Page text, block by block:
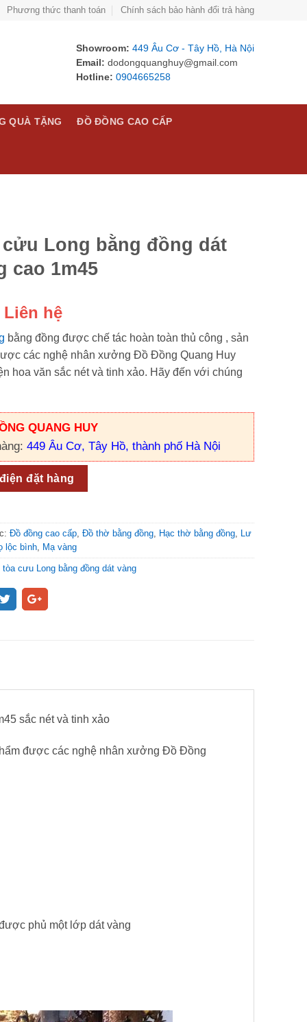
Phương thức thanh toán Chính sách bảo hành đổi trả hàng
Showroom: 449 Âu Cơ - Tây Hồ, Hà Nội
Email: dodongquanghuy@gmail.com
Hotline: 0904665258
QUÀ TẶNG ĐỒ ĐỒNG CAO CẤP
cửu Long bằng đồng dát
cao 1m45
Liên hệ
bằng đồng được chế tác hoàn toàn thủ công , sản
các nghệ nhân xưởng Đồ Đồng Quang Huy
hoa văn sắc nét và tinh xảo. Hãy đến với chúng
QUANG HUY
449 Âu Cơ, Tây Hồ, thành phố Hà Nội
đặt hàng
Đồ đồng cao cấp,Đồ thờ bằng đồng, Hạc thờ bằng đồng, Lư
lộc bình, Mạ vàng
tòa cưu Long bằng đồng dát vàng
sắc nét và tinh xảo
được các nghệ nhân xưởng Đồ Đồng
phủ một lớp dát vàng